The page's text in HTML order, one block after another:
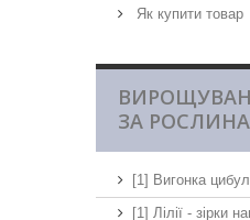
Як купити товар
ЗА
[1] Вигонка
[1] Лілії - зірки